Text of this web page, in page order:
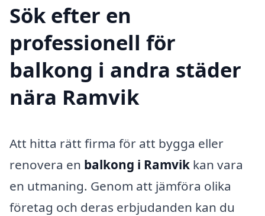
Sök efter en
professionell för
balkong i andra städer
nära Ramvik
Att hitta rätt firma för att bygga eller
renovera en balkong i Ramvik kan vara
en utmaning. Genom att jämföra olika
företag och deras erbjudanden kan du